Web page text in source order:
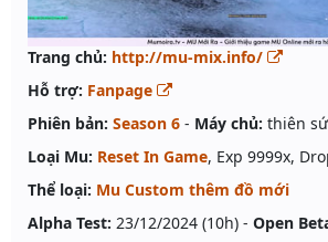
Trang chủ: http://mu-mix.info/
Hỗ trợ: Fanpage
Phiên bản: Season 6 - Máy chủ: thiên sứ
Loại Mu: Reset In Game, Exp 9999x,
Thể loại: Mu Custom thêm đồ mới
Alpha Test: 23/12/2024 (10h) - Open